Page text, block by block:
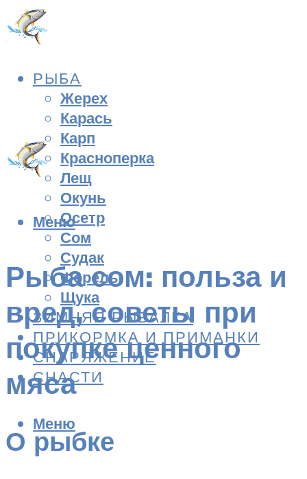
РЫБА
Жерех
Карась
Карп
Красноперка
Лещ
Окунь
Осетр
Сом
Судак
Форель
Щука
ЗИМНЯЯ РЫБАЛКА
ПРИКОРМКА И ПРИМАНКИ
СНАРЯЖЕНИЕ
СНАСТИ
Меню
Меню
Рыба сом: польза и
вред, советы при
покупке ценного
мяса
О рыбке